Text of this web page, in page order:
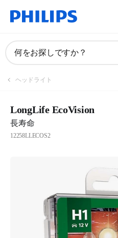
何をお探しですか？
ヘッドライト
LongLife EcoVision
長寿命
12258LLECOS2